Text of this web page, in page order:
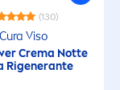
(130)
Cura Viso
Crema Notte
Rigenerante